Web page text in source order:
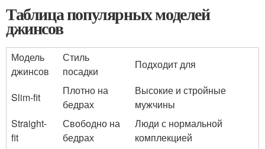
Таблица популярных моделей
джинсов
Модель
джинсов
Стиль
посадки
Подходит для
Slim-fit
Плотно на
бедрах
Высокие и стройные
мужчины
Straight-
fit
Свободно на
бедрах
Люди с нормальной
комплекцией